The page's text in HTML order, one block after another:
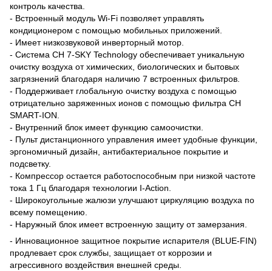
контроль качества.
- Встроенный модуль Wi-Fi позволяет управлять
кондиционером с помощью мобильных приложений.
- Имеет низкозвуковой инверторный мотор.
- Система CH 7-SKY Technology обеспечивает уникальную
очистку воздуха от химических, биологических и бытовых
загрязнений благодаря наличию 7 встроенных фильтров.
- Поддерживает глобальную очистку воздуха с помощью
отрицательно заряженных ионов с помощью фильтра CH
SMART-ION.
- Внутренний блок имеет функцию самоочистки.
- Пульт дистанционного управления имеет удобные функции,
эргономичный дизайн, антибактериальное покрытие и
подсветку.
- Компрессор остается работоспособным при низкой частоте
тока 1 Гц благодаря технологии I-Action.
- Широкоугольные жалюзи улучшают циркуляцию воздуха по
всему помещению.
- Наружный блок имеет встроенную защиту от замерзания.
- Инновационное защитное покрытие испарителя (BLUE-FIN)
продлевает срок службы, защищает от коррозии и
агрессивного воздействия внешней среды.